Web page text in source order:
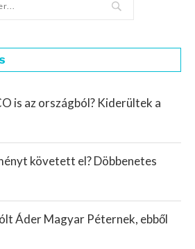
is az országból? Kiderültek a
követett el? Döbbenetes
Áder Magyar Péternek, ebből